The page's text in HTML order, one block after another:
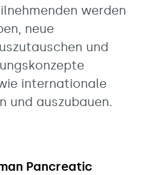
werden
neue
und
internationale
und auszubauen.
Pancreatic